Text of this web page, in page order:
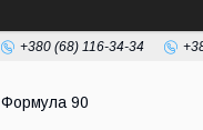
+380 (68) 116-34-34
Формула 90